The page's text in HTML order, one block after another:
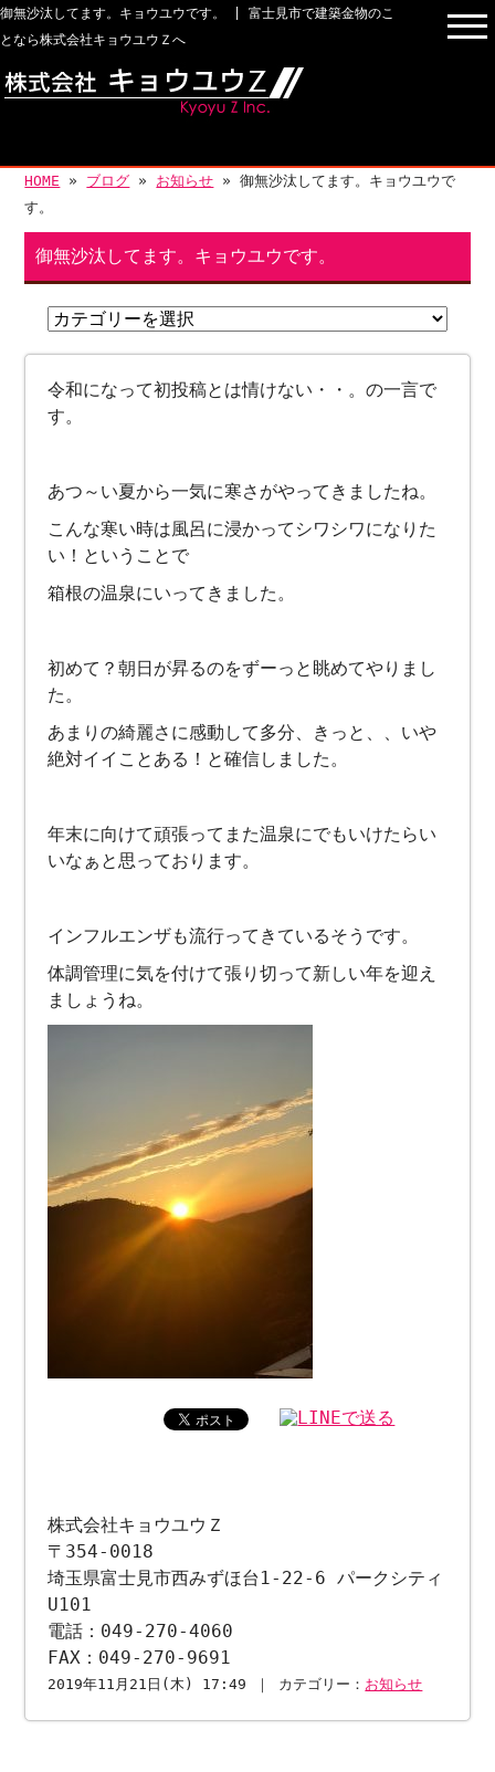
御無沙汰してます。キョウユウです。 | 富士見市で建築金物のこ
となら株式会社キョウユウＺへ
HOME » ブログ » お知らせ » 御無沙汰してます。キョウユウで
す。
御無沙汰してます。キョウユウです。
令和になって初投稿とは情けない・・。の一言で
す。
あつ～い夏から一気に寒さがやってきましたね。
こんな寒い時は風呂に浸かってシワシワになりた
い！ということで
箱根の温泉にいってきました。
初めて？朝日が昇るのをずーっと眺めてやりまし
た。
あまりの綺麗さに感動して多分、きっと、、いや
絶対イイことある！と確信しました。
年末に向けて頑張ってまた温泉にでもいけたらい
いなぁと思っております。
インフルエンザも流行ってきているそうです。
体調管理に気を付けて張り切って新しい年を迎え
ましょうね。
株式会社キョウユウＺ
〒354-0018
埼玉県富士見市西みずほ台1-22-6 パークシティ
U101
電話：049-270-4060
FAX：049-270-9691
2019年11月21日(木) 17:49 ｜ カテゴリー： お知らせ